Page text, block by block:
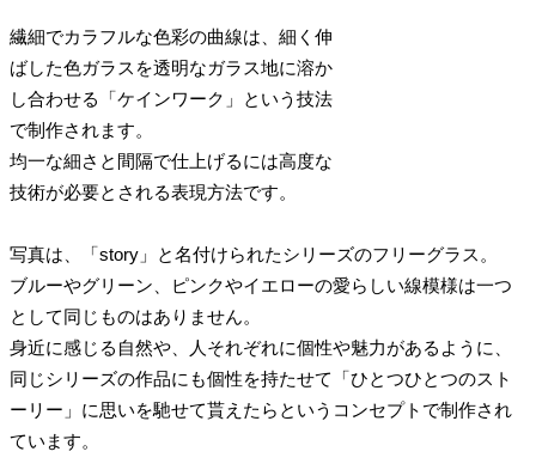
繊細でカラフルな色彩の曲線は、細く伸
ばした色ガラスを透明なガラス地に溶か
し合わせる「ケインワーク」という技法
で制作されます。
均一な細さと間隔で仕上げるには高度な
技術が必要とされる表現方法です。
写真は、「story」と名付けられたシリーズのフリーグラス。
ブルーやグリーン、ピンクやイエローの愛らしい線模様は一つ
として同じものはありません。
身近に感じる自然や、人それぞれに個性や魅力があるように、
同じシリーズの作品にも個性を持たせて「ひとつひとつのスト
ーリー」に思いを馳せて貰えたらというコンセプトで制作され
ています。